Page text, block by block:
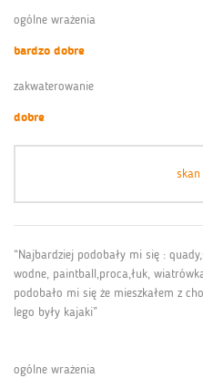
ogólne wrażenia
bardzo dobre
zakwaterowanie
dobre
“Najbardziej podobały mi się :
wodne, paintball,proca,łuk,
podobało mi się że mieszkałem z
lego były kajaki”
ogólne wrażenia